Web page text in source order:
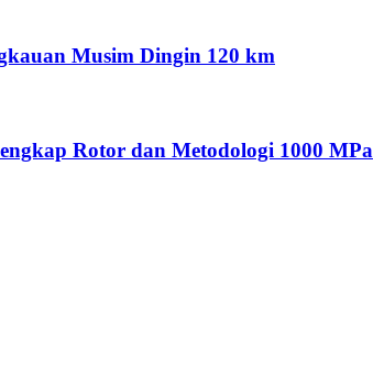
Musim Dingin 120 km
Rotor dan Metodologi 1000 MPa